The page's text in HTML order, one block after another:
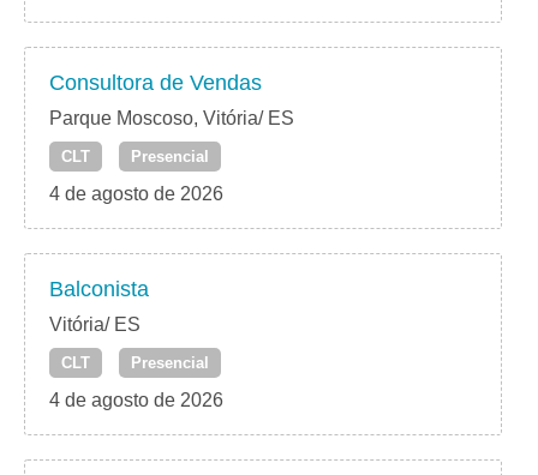
Consultora de Vendas
Parque Moscoso, Vitória/ ES
CLT Presencial
4 de agosto de 2026
Balconista
Vitória/ ES
CLT Presencial
4 de agosto de 2026